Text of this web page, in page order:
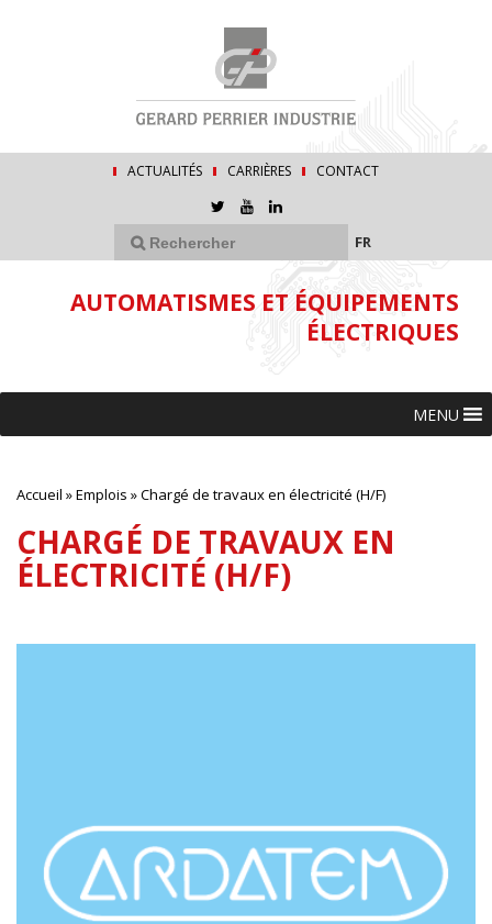
ACTUALITÉS CARRIÈRES CONTACT
FR
AUTOMATISMES ET ÉQUIPEMENTS
ÉLECTRIQUES
MENU
Accueil »Emplois »Chargé de travaux en électricité (H/F)
CHARGÉ DE TRAVAUX EN
ÉLECTRICITÉ (H/F)